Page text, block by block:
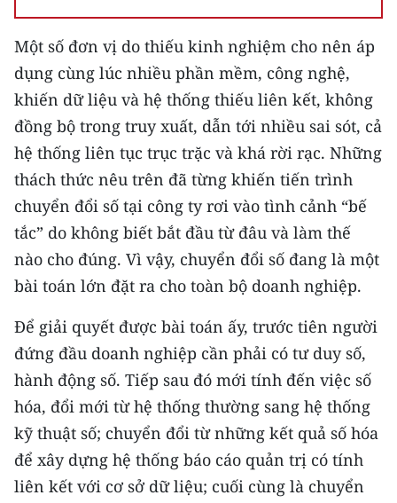
MUA BÁO
ĐỌC BÁO IN
ENGLISH
中文
FRANÇAIS
РУССКИЙ
ESPAÑOL
한국어
Một số đơn vị do thiếu kinh nghiệm cho nên áp
dụng cùng lúc nhiều phần mềm, công nghệ,
khiến dữ liệu và hệ thống thiếu liên kết, không
đồng bộ trong truy xuất, dẫn tới nhiều sai sót, cả
hệ thống liên tục trục trặc và khá rời rạc. Những
thách thức nêu trên đã từng khiến tiến trình
chuyển đổi số tại công ty rơi vào tình cảnh “bế
tắc” do không biết bắt đầu từ đâu và làm thế
nào cho đúng. Vì vậy, chuyển đổi số đang là một
bài toán lớn đặt ra cho toàn bộ doanh nghiệp.
Để giải quyết được bài toán ấy, trước tiên người
đứng đầu doanh nghiệp cần phải có tư duy số,
hành động số. Tiếp sau đó mới tính đến việc số
hóa, đổi mới từ hệ thống thường sang hệ thống
kỹ thuật số; chuyển đổi từ những kết quả số hóa
để xây dựng hệ thống báo cáo quản trị có tính
liên kết với cơ sở dữ liệu; cuối cùng là chuyển